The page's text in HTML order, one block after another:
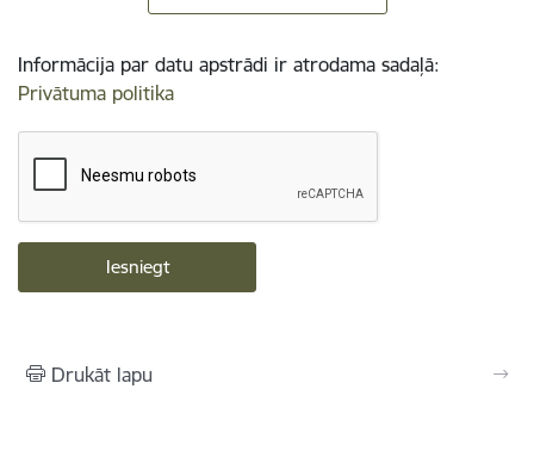
Informācija par datu apstrādi ir atrodama sadaļā:
Privātuma politika
Drukāt lapu